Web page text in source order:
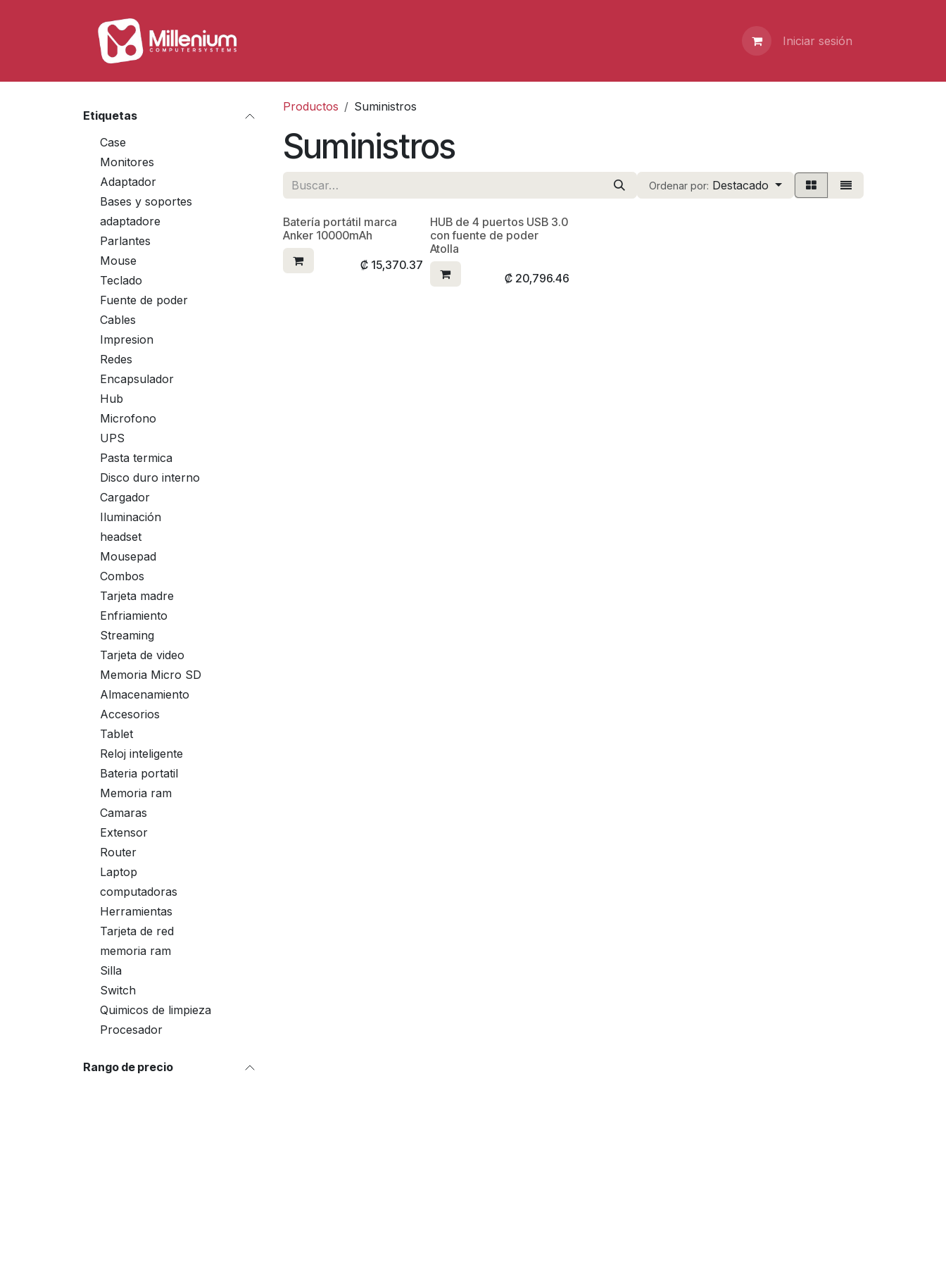
Iniciar sesión
Etiquetas
Case
Monitores
Adaptador
Bases y soportes
adaptadore
Parlantes
Mouse
Teclado
Fuente de poder
Cables
Impresion
Redes
Encapsulador
Hub
Microfono
UPS
Pasta termica
Disco duro interno
Cargador
Iluminación
headset
Mousepad
Combos
Tarjeta madre
Enfriamiento
Streaming
Tarjeta de video
Memoria Micro SD
Almacenamiento
Accesorios
Tablet
Reloj inteligente
Bateria portatil
Memoria ram
Camaras
Extensor
Router
Laptop
computadoras
Herramientas
Tarjeta de red
memoria ram
Silla
Switch
Quimicos de limpieza
Procesador
Rango de precio
Productos Suministros
Suministros
Ordenar por: Destacado
Batería portátil marca
Anker 10000mAh
₡ 15,370.37
HUB de 4 puertos USB 3.0
con fuente de poder
Atolla
₡ 20,796.46